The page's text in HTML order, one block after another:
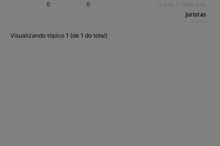
0 0 2 anos, 7 meses atrás
Juristas
Visualizando tópico 1 (de 1 do total)